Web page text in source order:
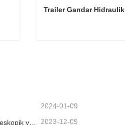
Trailer Gandar Hidraulik
2024-01-09
2023-12-09